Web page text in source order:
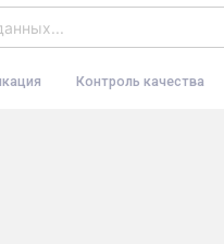
Контроль качества